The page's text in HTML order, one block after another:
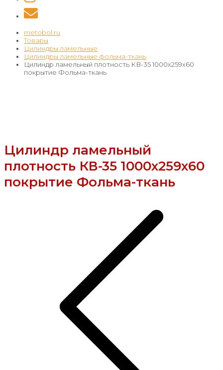
metobol.ru
Товары
Цилиндры ламельные
Цилиндры ламельные фольма-ткань
Цилиндр ламельный плотность КВ-35 1000х259х60
покрытие Фольма-ткань
Цилиндр ламельный
плотность КВ-35 1000х259х60
покрытие Фольма-ткань